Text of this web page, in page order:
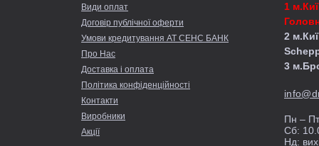
Види оплат
Договір публічної оферти
Умови кредитування АТ СЕНС БАНК
Про Нас
Доставка і оплата
Політика конфіденційності
Контакти
Виробники
Акції
1
2
3
Пн –
Сб:
Нд: